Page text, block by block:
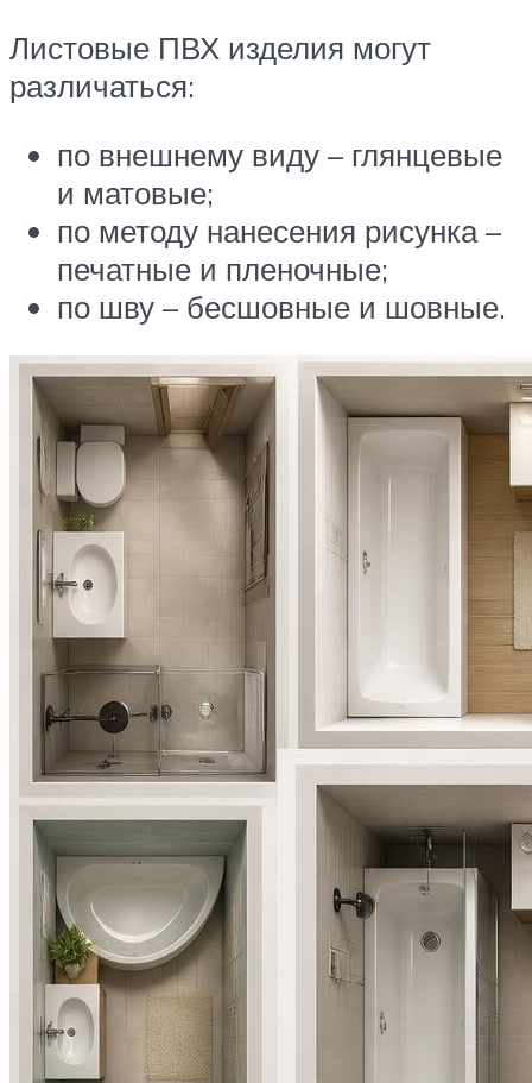
Листовые ПВХ изделия могут
различаться:
по внешнему виду – глянцевые
и матовые;
по методу нанесения рисунка –
печатные и пленочные;
по шву – бесшовные и шовные.